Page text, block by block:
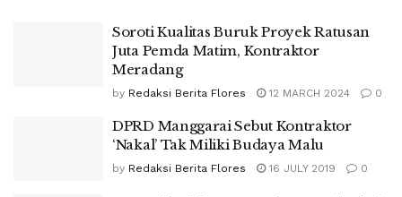
Soroti Kualitas Buruk Proyek Ratusan
Juta Pemda Matim, Kontraktor
Meradang
by Redaksi Berita Flores 12 MARCH 2024 0
DPRD Manggarai Sebut Kontraktor
‘Nakal’ Tak Miliki Budaya Malu
by Redaksi Berita Flores 16 JULY 2019 0